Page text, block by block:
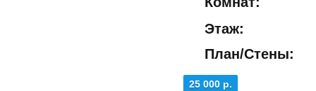
Этаж:
План/Стены:
25 000 р.